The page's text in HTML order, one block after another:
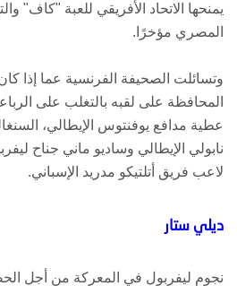
يمنحها الاتحاد الأفريقي للعبة "كاف"
المصري مؤخرًا.
وتسائلت الصحيفة الفرنسية عما إذا
المحافظة على لقبه بالتغلب على
عطية مدافع يوفنتوس الإيطالي،
نابولي الإيطالي وساديو ماني جناح
لاعب فريق أتلتيكو مدريد الإسباني.
ديلي ستار
نجوم ليفربول في المعركة من أجل